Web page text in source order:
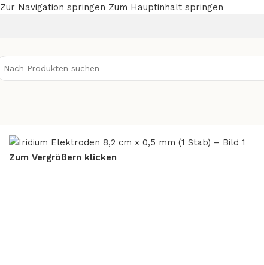
Zur Navigation springen Zum Hauptinhalt springen
Zum Vergrößern klicken